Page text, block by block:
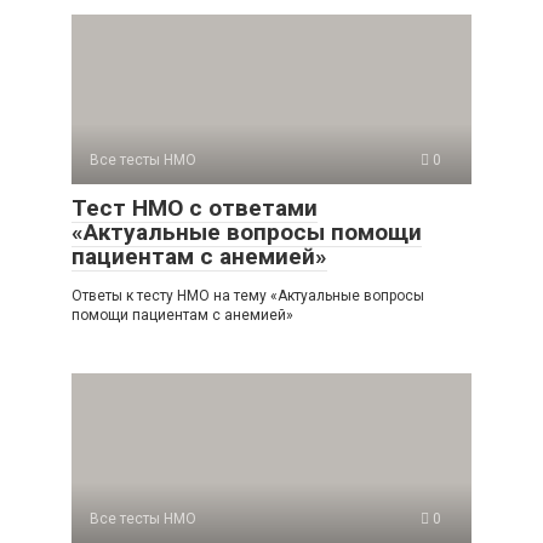
Все тесты НМО 0
Тест НМО с ответами
«Актуальные вопросы помощи
пациентам с анемией»
Ответы к тесту НМО на тему «Актуальные вопросы
помощи пациентам с анемией»
Все тесты НМО 0